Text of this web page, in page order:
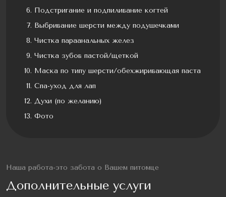
Подстригание и подпиливание когтей
Выбривание шерсти между подушечками
Чистка параанальных желез
Чистка зубов пастой/щеткой
Маска по типу шерсти/обехжиривающая паста
Спа-уход для лап
Духи (по желанию)
Фото
Наша работа-это забота о Вашем питомце
Дополнительные услуги